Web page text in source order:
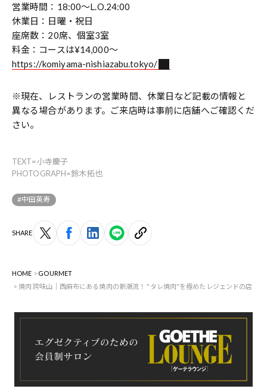
営業時間：18:00～L.O.24:00
休業日：日曜・祝日
座席数：20席、個室3室
料金：コースは¥14,000～
https://komiyama-nishiazabu.tokyo/
※現在、レストランの営業時間、休業日など記載の情報と
異なる場合があります。ご来店時は事前に店舗へご確認くだ
さい。
TEXT=小寺慶子
PHOTOGRAPH=鈴木拓也
#中田英寿
SHARE
HOME
GOURMET
焼肉 誇味山｜西麻布にある焼肉の新潮流！ "タレ焼肉"を極めたレジェンドの店